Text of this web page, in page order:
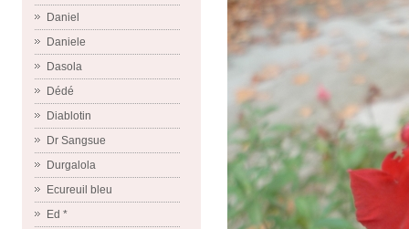
Daniel
Daniele
Dasola
Dédé
Diablotin
Dr Sangsue
Durgalola
Ecureuil bleu
Ed *